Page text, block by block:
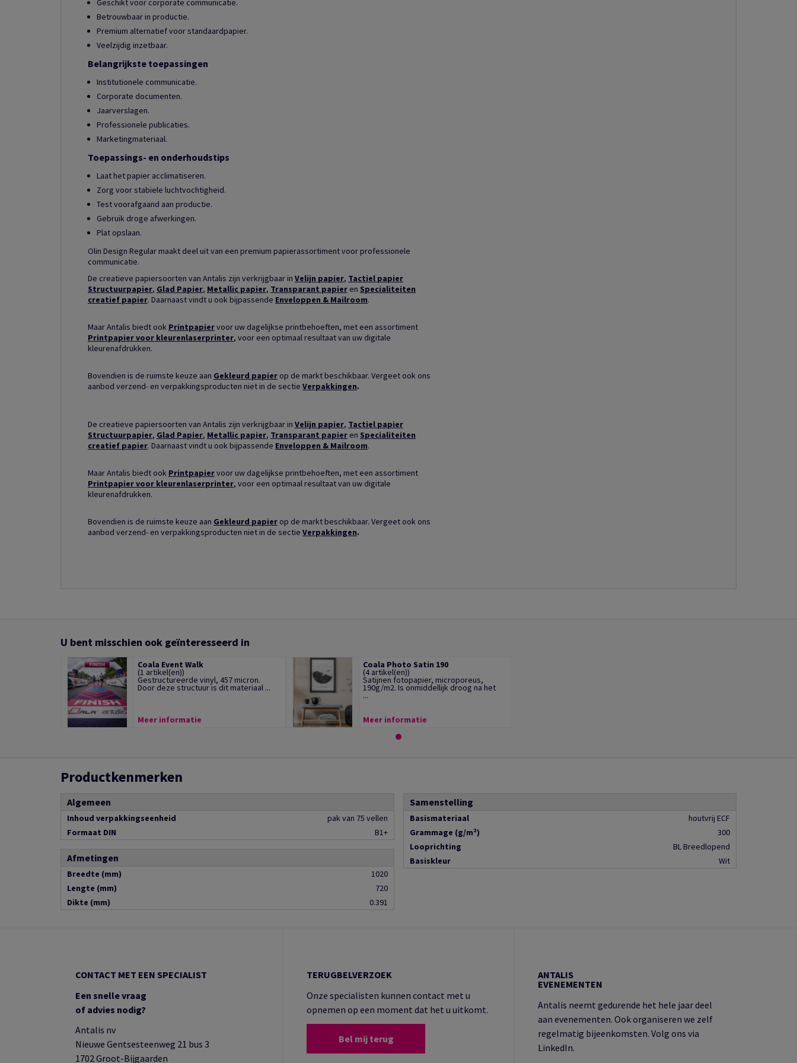
Geschikt voor corporate communicatie.
Betrouwbaar in productie.
Premium alternatief voor standaardpapier.
Veelzijdig inzetbaar.
Belangrijkste toepassingen
Institutionele communicatie.
Corporate documenten.
Jaarverslagen.
Professionele publicaties.
Marketingmateriaal.
Toepassings- en onderhoudstips
Laat het papier acclimatiseren.
Zorg voor stabiele luchtvochtigheid.
Test voorafgaand aan productie.
Gebruik droge afwerkingen.
Plat opslaan.
Olin Design Regular maakt deel uit van een premium papierassortiment voor professionele
communicatie.
De creatieve papiersoorten van Antalis zijn verkrijgbaar in Velijn papier, Tactiel papier
Structuurpapier, Glad Papier, Metallic papier, Transparant papier en Specialiteiten
creatief papier. Daarnaast vindt u ook bijpassende Enveloppen & Mailroom.
Maar Antalis biedt ook Printpapiervoor uw dagelijkse printbehoeften, met een assortiment
Printpapier voor kleurenlaserprinter, voor een optimaal resultaat van uw digitale
kleurenafdrukken.
Bovendien is de ruimste keuze aan Gekleurd papier op de markt beschikbaar. Vergeet ook ons
aanbod verzend- en verpakkingsproducten niet in de sectie Verpakkingen.
De creatieve papiersoorten van Antalis zijn verkrijgbaar in Velijn papier, Tactiel papier
Structuurpapier, Glad Papier, Metallic papier, Transparant papier en Specialiteiten
creatief papier. Daarnaast vindt u ook bijpassende Enveloppen & Mailroom.
Maar Antalis biedt ook Printpapiervoor uw dagelijkse printbehoeften, met een assortiment
Printpapier voor kleurenlaserprinter, voor een optimaal resultaat van uw digitale
kleurenafdrukken.
Bovendien is de ruimste keuze aan Gekleurd papier op de markt beschikbaar. Vergeet ook ons
aanbod verzend- en verpakkingsproducten niet in de sectie Verpakkingen.
U bent misschien ook geïnteresseerd in
Coala Event Walk
(1 artikel(en))
Gestructureerde vinyl, 457 micron.
Door deze structuur is dit materiaal ...
Meer informatie
Coala Photo Satin 190
(4 artikel(en))
Satijnen fotopapier, microporeus,
190g/m2. Is onmiddellijk droog na het
...
Meer informatie
Productkenmerken
Algemeen
Inhoud verpakkingseenheid
pak van 75 vellen
Formaat DIN
B1+
Afmetingen
Breedte (mm)
1020
Lengte (mm)
720
Dikte (mm)
0.391
Samenstelling
Basismateriaal
houtvrij ECF
Grammage (g/m²)
300
Looprichting
BL Breedlopend
Basiskleur
Wit
CONTACT MET EEN SPECIALIST
Een snelle vraag
of advies nodig?
Antalis nv
Nieuwe Gentsesteenweg 21 bus 3
1702 Groot-Bijgaarden
TERUGBELVERZOEK
Onze specialisten kunnen contact met u
opnemen op een moment dat het u uitkomt.
Bel mij terug
ANTALIS
EVENEMENTEN
Antalis neemt gedurende het hele jaar deel
aan evenementen. Ook organiseren we zelf
regelmatig bijeenkomsten. Volg ons via
LinkedIn.